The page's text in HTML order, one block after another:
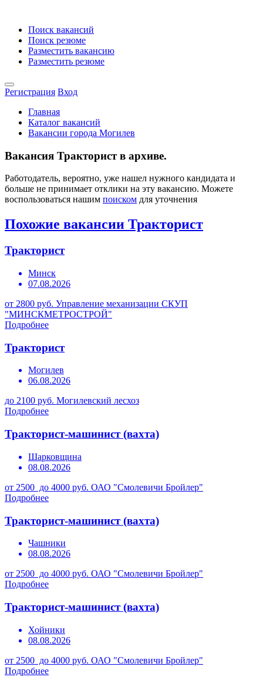
Поиск вакансий
Поиск резюме
Разместить вакансию
Разместить резюме
Регистрация Вход
Главная
Каталог вакансий
Вакансии города Могилев
Вакансия Тракторист в архиве.
Работодатель, вероятно, уже нашел нужного кандидата и
больше не принимает отклики на эту вакансию. Можете
воспользоваться нашим поиском для уточнения
Похожие вакансии Тракторист
Тракторист
Минск
07.08.2026
от 2800 руб. Управление механизации СКУП
"МИНСКМЕТРОСТРОЙ"
Подробнее
Тракторист
Могилев
06.08.2026
до 2100 руб. Могилевский лесхоз
Подробнее
Тракторист-машинист (вахта)
Шарковщина
08.08.2026
от 2500 до 4000 руб. ОАО "Смолевичи Бройлер"
Подробнее
Тракторист-машинист (вахта)
Чашники
08.08.2026
от 2500 до 4000 руб. ОАО "Смолевичи Бройлер"
Подробнее
Тракторист-машинист (вахта)
Хойники
08.08.2026
от 2500 до 4000 руб. ОАО "Смолевичи Бройлер"
Подробнее